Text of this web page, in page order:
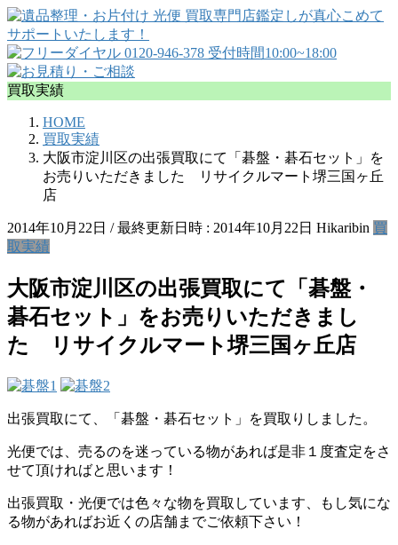
買取実績
HOME
買取実績
大阪市淀川区の出張買取にて「碁盤・碁石セット」を
お売りいただきました リサイクルマート堺三国ヶ丘
店
2014年10月22日 / 最終更新日時 : 2014年10月22日 Hikaribin 買
取実績
大阪市淀川区の出張買取にて「碁盤・
碁石セット」をお売りいただきまし
た リサイクルマート堺三国ヶ丘店
出張買取にて、「碁盤・碁石セット」を買取りしました。
光便では、売るのを迷っている物があれば是非１度査定をさ
せて頂ければと思います！
出張買取・光便では色々な物を買取しています、もし気にな
る物があればお近くの店舗までご依頼下さい！